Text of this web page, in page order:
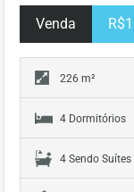
Venda
226 m²
4 Dormitórios
4 Sendo Suítes